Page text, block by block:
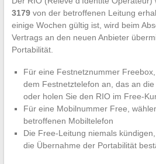
3179von der betroffenen Leitung
einige Wochen gültig ist, wird beim
Vertrags an den neuen Anbieter
Portabilität.
Für eine Festnetznummer
dem Festnetztelefon an, das an die
oder holen Sie den RIO im Free-
Für eine Mobilnummer Free,
betroffenen Mobiltelefon
Die Free-Leitung niemals
die Übernahme der Portabilität